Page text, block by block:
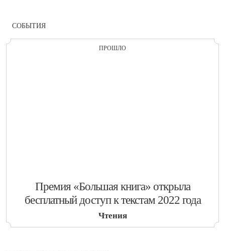
СОБЫТИЯ
ПРОШЛО
​Премия «Большая книга» открыла
бесплатный доступ к текстам 2022 года
Чтения